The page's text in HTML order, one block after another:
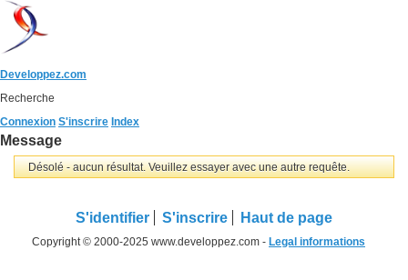
Developpez.com
Recherche
Connexion S'inscrire Index
Message
Désolé - aucun résultat. Veuillez essayer avec une autre requête.
S'identifier S'inscrire Haut de page
Copyright © 2000-2025 www.developpez.com - Legal informations